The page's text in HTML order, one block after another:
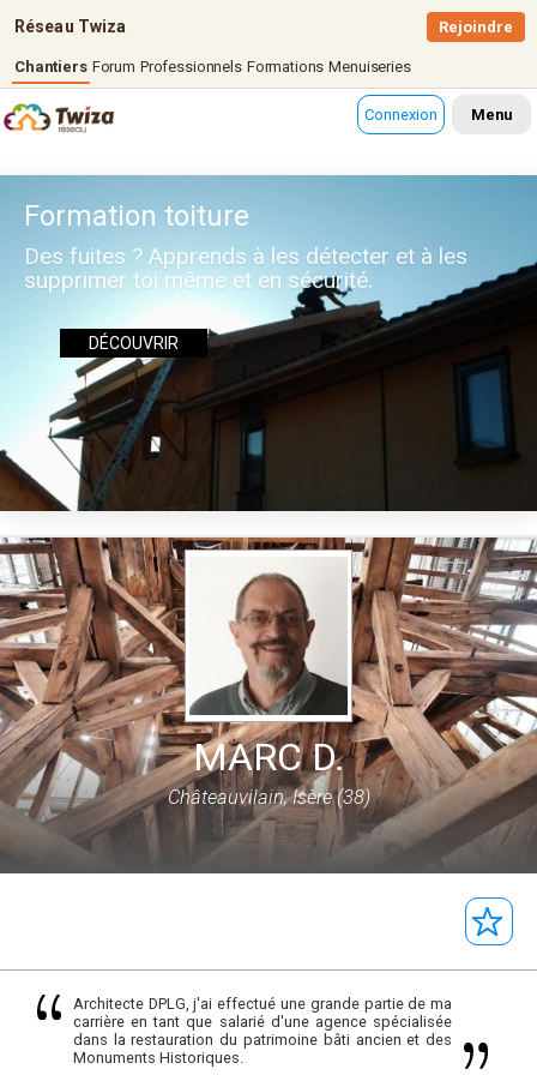
Réseau Twiza
Chantiers Forum Professionnels Formations Menuiseries
Rejoindre
Connexion Menu
Formation toiture
Des fuites ? Apprends à les détecter et à les
supprimer toi même et en sécurité.
DÉCOUVRIR
MARC D.
Châteauvilain, Isère (38)
Architecte DPLG, j'ai effectué une grande partie de ma
carrière en tant que salarié d'une agence spécialisée
dans la restauration du patrimoine bâti ancien et des
Monuments Historiques.